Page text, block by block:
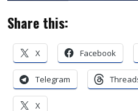
Share this:
X Facebook
Telegram
X